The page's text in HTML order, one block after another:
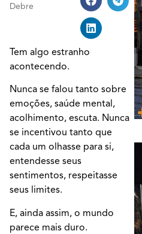
Debre
Tem algo estranho
acontecendo.
Nunca se falou tanto sobre
emoções, saúde mental,
acolhimento, escuta. Nunca
se incentivou tanto que
cada um olhasse para si,
entendesse seus
sentimentos, respeitasse
seus limites.
E, ainda assim, o mundo
parece mais duro.